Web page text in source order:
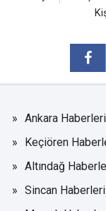
Ankara Haberleri
Keçiören
Altındağ
Sincan Haberleri